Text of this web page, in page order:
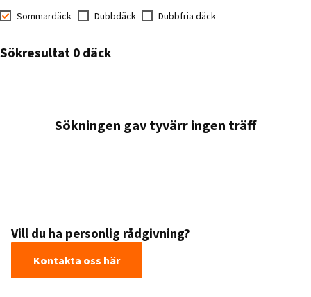
Sommardäck Dubbdäck Dubbfria däck
Sökresultat 0 däck
Sökningen gav tyvärr ingen träff
Vill du ha personlig rådgivning?
Kontakta oss här